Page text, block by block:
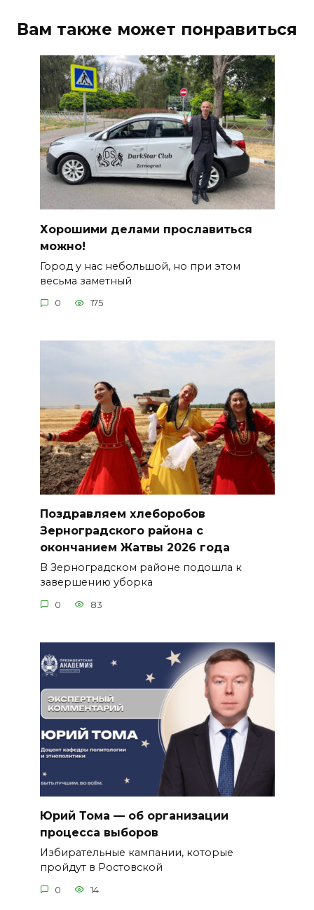
Вам также может понравиться
Хорошими делами прославиться
можно!
Город у нас небольшой, но при этом
весьма заметный
0 175
Поздравляем хлеборобов
Зерноградского района с
окончанием Жатвы 2026 года
В Зерноградском районе подошла к
завершению уборка
0 83
Юрий Тома — об организации
процесса выборов
Избирательные кампании, которые
пройдут в Ростовской
0 14